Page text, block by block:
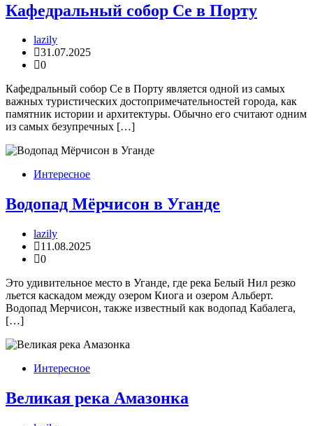
Кафедральный собор Се в Порту
lazily
31.07.2025
0
Кафедральный собор Се в Порту является одной из самых
важных туристических достопримечательностей города, как
памятник истории и архитектуры. Обычно его считают одним
из самых безупречных […]
Интересное
Водопад Мёрчисон в Уганде
lazily
11.08.2025
0
Это удивительное место в Уганде, где река Белый Нил резко
льется каскадом между озером Киога и озером Альберт.
Водопад Мерчисон, также известный как водопад Кабалега,
[…]
Интересное
Великая река Амазонка